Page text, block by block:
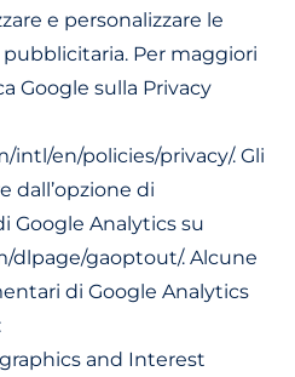
e personalizzare le
Per maggiori
Google sulla Privacy
en/policies/privacy/. Gli
dall’opzione di
Google Analytics su
dlpage/gaoptout/. Alcune
di Google Analytics
and Interest